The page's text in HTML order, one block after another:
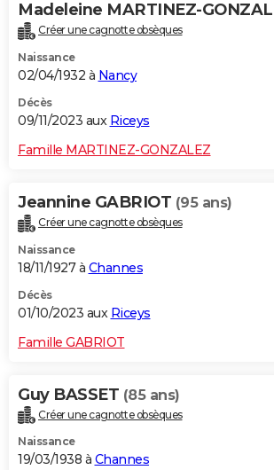
Madeleine MARTINEZ-
Créer une cagnotte obsèques
Naissance
02/04/1932 à Nancy
Décès
09/11/2023 aux Riceys
Famille MARTINEZ-GONZALEZ
Jeannine GABRIOT (95 ans)
Créer une cagnotte obsèques
Naissance
18/11/1927 à Channes
Décès
01/10/2023 aux Riceys
Famille GABRIOT
Guy BASSET (85 ans)
Créer une cagnotte obsèques
Naissance
19/03/1938 à Channes